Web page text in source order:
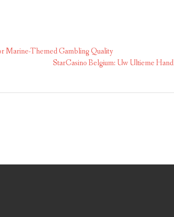
Marine-Themed Gambling Quality
StarCasino Belgium: Uw Ultieme